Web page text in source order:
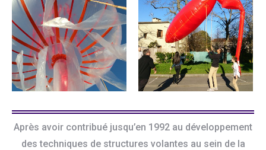
Après avoir contribué jusqu’en 1992 au développement
des techniques de structures volantes au sein de la